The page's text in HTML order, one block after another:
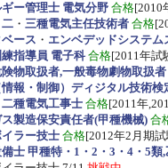
ー管理士 電気分野合格[2010
二 ・ 三種電気主任技術者 合格
ース ・ エンベデッドシステム
指導員 電子科合格[2011年試
物取扱者,一般毒物劇物取扱者
情報・制御）ディジタル技術検
種電気工事士 合格[2011年
製造保安責任者(甲種機械) 合
ラー技士 合格[2012年2月期
士 甲種特・1・2・3・4・5類